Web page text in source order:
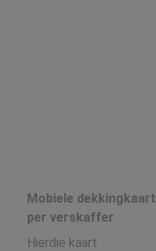
Mobiele dekkingkaart
per verskaffer
Hierdie kaart